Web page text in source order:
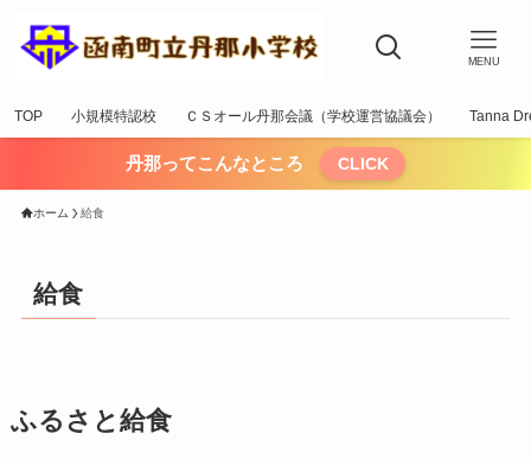
MENU
TOP 小規模特認校 ＣＳオール丹那会議（学校運営協議会） Tanna
丹那ってこんなところ CLICK
ホーム 給食
給食
ふるさと給食